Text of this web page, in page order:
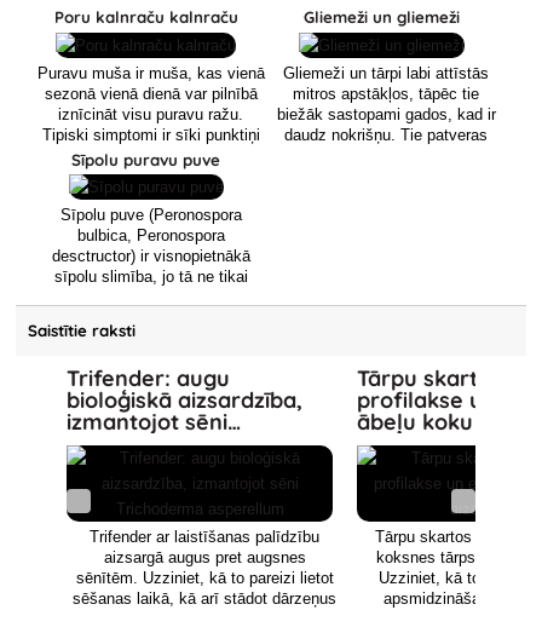
Poru kalnraču kalnraču
Puravu muša ir muša, kas vienā
sezonā vienā dienā var pilnībā
iznīcināt visu puravu ražu.
Tipiski simptomi ir sīki punktiņi
uz zaru galiem.
Gliemeži un gliemeži
Gliemeži un tārpi labi attīstās
mitros apstākļos, tāpēc tie
biežāk sastopami gados, kad ir
daudz nokrišņu. Tie patveras
gliemezis (attēlā uz lapas) un
lauku gliemezis.
Sīpolu puravu puve
Sīpolu puve (Peronospora
bulbica, Peronospora
desctructor) ir visnopietnākā
sīpolu slimība, jo tā ne tikai
apdraud sīpolu uzglabāšanas
sīpolu puvi, sekundāri inficējas ar
krunkaino puvi, ko izraisa
vairākas Botrytis ģints sēņu
sugas. Pirmās slimības
pazīmes, kas izpaužas kā
samērā lieli, dzeltenīgi vai
pelēcīgi brūni plankumi, var
novērot uz sīpolu lapām vai
ziedu stublājiem jau maija otrajā
pusē, jo īpaši uz sēklai
audzētiem sīpoliem. Citas sēnes
(visbiežāk Stemphylium
Saistītie raksti
Trifender: augu
bioloģiskā aizsardzība,
izmantojot sēni
Trichoderma asperellum
Trifender ar laistīšanas palīdzību
aizsargā augus pret augsnes
sēnītēm. Uzziniet, kā to pareizi lietot
sēšanas laikā, kā arī stādot dārzeņus
Tārpu skarti
profilakse un
ābeļu koku
Tārpu skartos ābolus
koksnes tārps vai
Uzziniet, kā tos
apsmidzināšanu un